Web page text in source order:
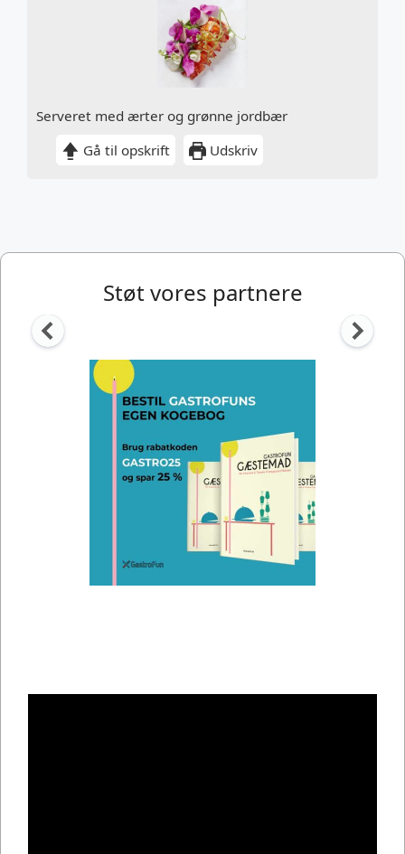
Serveret med ærter og grønne jordbær
Gå til opskrift
Udskriv
Støt vores partnere